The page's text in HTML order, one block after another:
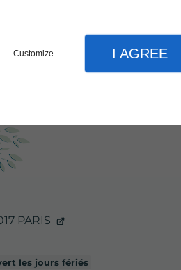
Customize I AGREE
PARIS
les jours fériés